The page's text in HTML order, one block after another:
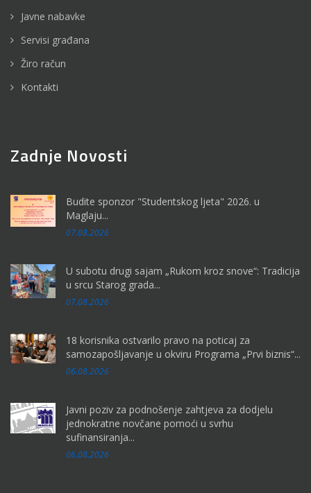
Javne nabavke
Servisi građana
Žiro račun
Kontakti
Zadnje Novosti
Budite sponzor "Studentskog ljeta" 2026. u
Maglaju...
07.08.2026
U subotu drugi sajam „Rukom kroz snove“: Tradicija
u srcu Starog grada...
07.08.2026
18 korisnika ostvarilo pravo na poticaj za
samozapošljavanje u okviru Programa „Prvi biznis“...
06.08.2026
Javni poziv za podnošenje zahtjeva za dodjelu
jednokratne novčane pomoći u svrhu
sufinansiranja...
06.08.2026